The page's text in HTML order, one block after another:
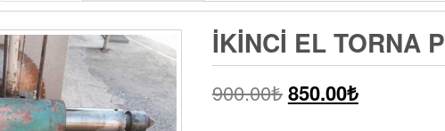
İKINCI EL TORNA
900.00₺850.00₺